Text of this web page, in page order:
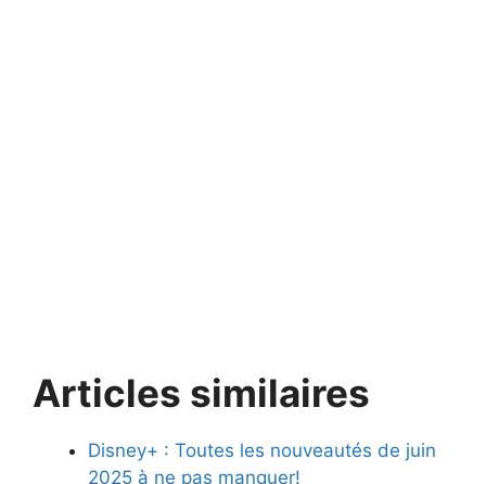
Articles similaires
Disney+ : Toutes les nouveautés de juin
2025 à ne pas manquer!